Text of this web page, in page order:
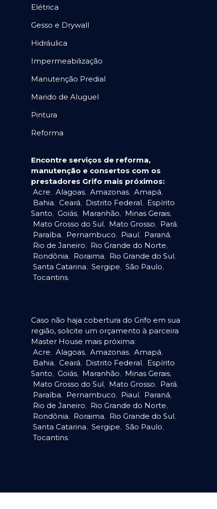
Elétrica
Gesso e Drywall
Hidráulica
Impermeabilização
Manutenção Predial
Marido de Aluguel
Pintura
Reforma
Encontre serviços de reforma,
manutenção e consertos com os
prestadores Grifo mais próximos:
Acre, Alagoas, Amazonas, Amapá,
Bahia, Ceará, Distrito Federal, Espírito
Santo, Goiás, Maranhão, Minas Gerais,
Mato Grosso do Sul, Mato Grosso, Pará,
Paraíba, Pernambuco, Piauí, Paraná,
Rio de Janeiro, Rio Grande do Norte,
Rondônia, Roraima, Rio Grande do Sul,
Santa Catarina, Sergipe, São Paulo,
Tocantins.
Caso não haja cobertura do Grifo em sua
região, solicite um orçamento à parceira
Master House mais próxima:
Acre, Alagoas, Amazonas, Amapá,
Bahia, Ceará, Distrito Federal, Espírito
Santo, Goiás, Maranhão, Minas Gerais,
Mato Grosso do Sul, Mato Grosso, Pará,
Paraíba, Pernambuco, Piauí, Paraná,
Rio de Janeiro, Rio Grande do Norte,
Rondônia, Roraima, Rio Grande do Sul,
Santa Catarina, Sergipe, São Paulo,
Tocantins.